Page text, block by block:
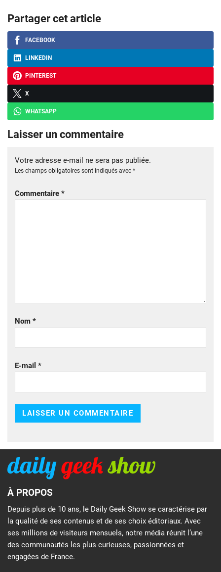
Partager cet article
FACEBOOK
LINKEDIN
PINTEREST
X
WHATSAPP
Laisser un commentaire
Votre adresse e-mail ne sera pas publiée.
Les champs obligatoires sont indiqués avec *
Commentaire *
Nom *
E-mail *
À PROPOS
Depuis plus de 10 ans, le Daily Geek Show se caractérise par
la qualité de ses contenus et de ses choix éditoriaux. Avec
ses millions de visiteurs mensuels, notre média réunit l’une
des communautés les plus curieuses, passionnées et
engagées de France.